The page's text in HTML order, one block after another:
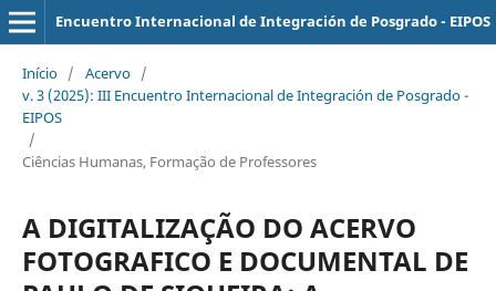
Encuentro Internacional de Integración de Posgrado - EIPOS
Início / Acervo /
v. 3 (2025): III Encuentro Internacional de Integración de Posgrado -
EIPOS
/
Ciências Humanas, Formação de Professores
A DIGITALIZAÇÃO DO ACERVO
FOTOGRAFICO E DOCUMENTAL DE